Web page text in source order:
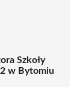
Szkoły
w Bytomiu